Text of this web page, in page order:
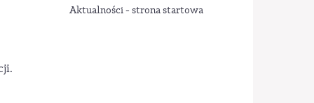
Aktualności - strona startowa